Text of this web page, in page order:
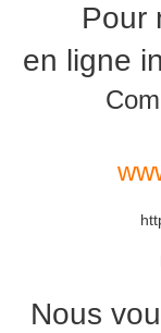
Pour
en ligne
Nous